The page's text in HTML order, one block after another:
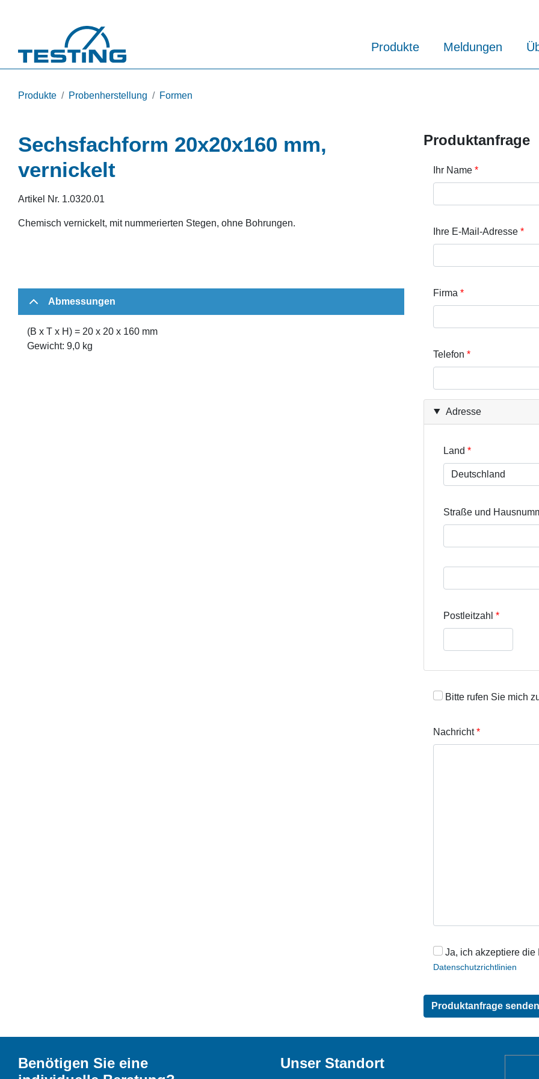
Produkte Meldungen
Produkte Probenherstellung Formen
Sechsfachform 20x20x160 mm,
vernickelt
Artikel Nr. 1.0320.01
Сhemisch vernickelt, mit nummerierten Stegen, ohne Bohrungen.
Abmessungen
(B x T x H) = 20 x 20 x 160 mm
Gewicht: 9,0 kg
Produktanfrage
Ihr Name
Ihre E-Mail-Adresse
Firma
Telefon
Adresse
Land
Straße und
Postleitzahl
Bitte rufen Sie mich
Nachricht
Ja, ich akzeptiere
Datenschutzrichtlinien
Benötigen Sie eine
Unser Standort